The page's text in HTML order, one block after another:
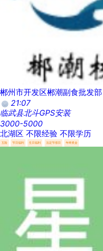
郴州市开发区郴潮副食批发部
21:07
临武县北斗GPS安装
3000-5000
北湖区 不限经验 不限学历
五险 节日福利 生日福利 法定节假日 年终奖金